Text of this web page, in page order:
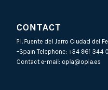
CONTACT
P.I. Fuente del Jarro Ciudad del
–Spain Telephone: +34 961 344
Contact e-mail: opla@opla.es